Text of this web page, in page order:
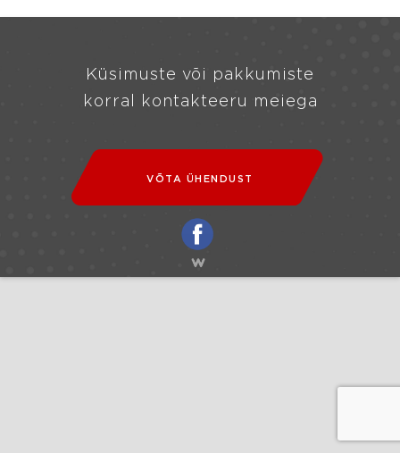
Küsimuste või pakkumiste
korral kontakteeru meiega
VÕTA ÜHENDUST